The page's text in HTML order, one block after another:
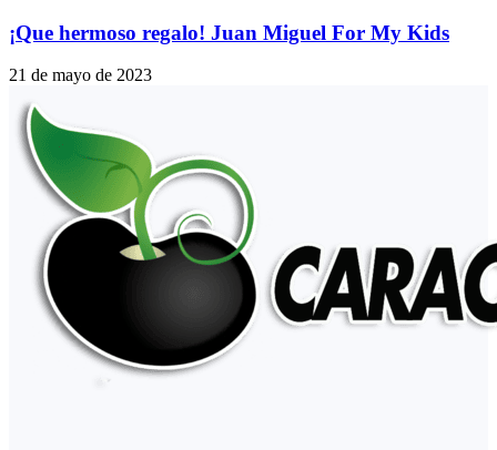
¡Que hermoso regalo! Juan Miguel For My Kids
21 de mayo de 2023